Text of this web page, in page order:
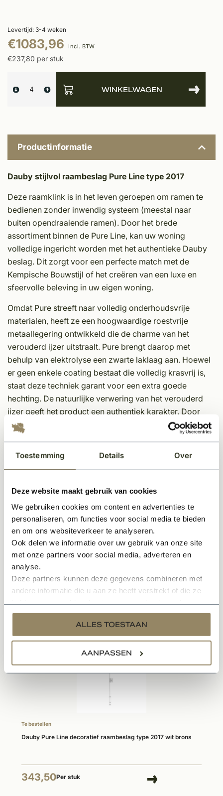
Toestemming Details Over
Deze website maakt gebruik van cookies
We gebruiken cookies om content en advertenties te
personaliseren, om functies voor social media te bieden
en om ons websiteverkeer te analyseren.
Ook delen we informatie over uw gebruik van onze site
met onze partners voor social media, adverteren en
analyse.
Deze partners kunnen deze gegevens combineren met
andere informatie die u aan ze heeft verstrekt of die ze
services.
ALLES TOESTAAN
AANPASSEN
Levertijd: 3-4 weken
€1083,96 Incl. BTW
€237,80 per stuk
WINKELWAGEN
Productinformatie
Dauby stijlvol raambeslag Pure Line type 2017
Deze raamklink is in het leven geroepen om ramen te
bedienen zonder inwendig systeem (meestal naar
buiten opendraaiende ramen). Door het brede
assortiment binnen de Pure Line, kan uw woning
volledige ingericht worden met het authentieke Dauby
beslag. Dit zorgt voor een perfecte match met de
Kempische Bouwstijl of het creëren van een luxe en
sfeervolle beleving in uw eigen woning.
Omdat Pure streeft naar volledig onderhoudsvrije
materialen, heeft ze een hoogwaardige roestvrije
metaallegering ontwikkeld die de charme van het
verouderd ijzer uitstraalt. Pure brengt daarop met
behulp van elektrolyse een zwarte laklaag aan. Hoewel
er geen enkele coating bestaat die volledig krasvrij is,
staat deze techniek garant voor een extra goede
hechting. De natuurlijke verwering van het verouderd
ijzer geeft het product een authentiek karakter. Door
gebruik zal de kleur een verweerde look krijgen. Om uw
beslag perfect te onderhouden, adviseren wij u om het
beslag indien nodig opnieuw te lakken.
Eigenschappen Dauby decoratief beslag;
Unieke afwerking
Tijdloos
In meerdere kleuren en varianten leverbaar
Sfeervol en karakteristieke uitstraling
Onderhoudsvriendelijk materiaal
Specificaties
Gerelateerde producten
Te bestellen
Dauby Pure Line decoratief raambeslag type 2017 wit brons
343,50Per stuk